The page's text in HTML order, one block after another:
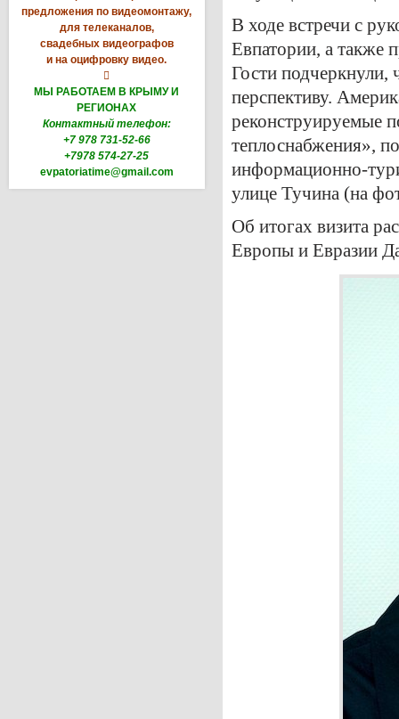
предложения по видеомонтажу,
для телеканалов,
свадебных видеографов
и на оцифровку видео.

МЫ РАБОТАЕМ В КРЫМУ И
РЕГИОНАХ
Контактный телефон:
+7 978 731-52-66
+7978 574-27-25
evpatoriatime@gmail.com
В ходе встречи с
Евпатории, а также
Гости подчеркнули,
перспективу.
реконструируемые
теплоснабжения»,
информационно-
улице Тучина (на
Об итогах визита
Европы и Евразии